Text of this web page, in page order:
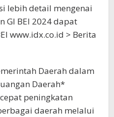
lebih detail mengenai
GI BEI 2024 dapat
www.idx.co.id > Berita
Daerah dalam
Daerah*
peningkatan
daerah melalui